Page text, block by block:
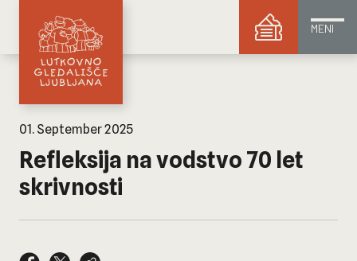
MENI
01. September 2025
Refleksija na vodstvo 70 let
skrivnosti